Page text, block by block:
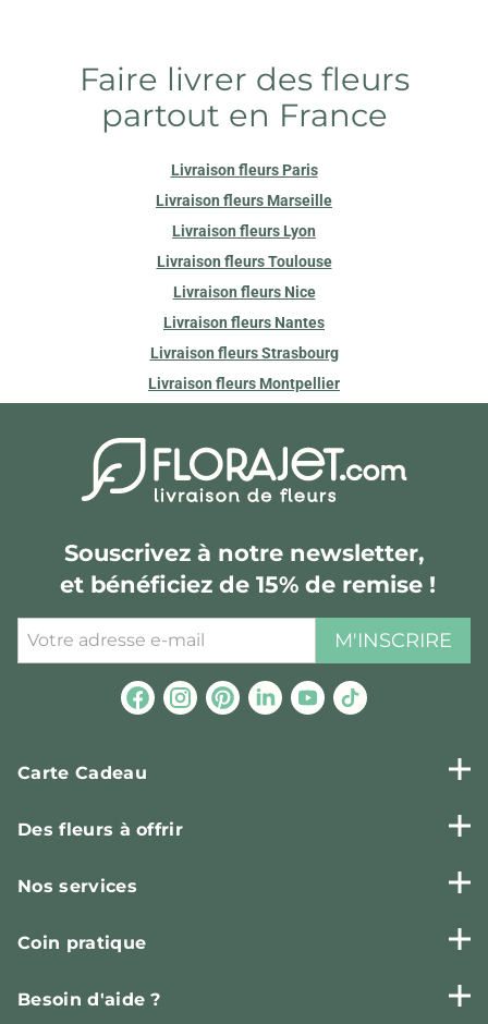
Faire livrer des fleurs
partout en France
Livraison fleurs Paris
Livraison fleurs Marseille
Livraison fleurs Lyon
Livraison fleurs Toulouse
Livraison fleurs Nice
Livraison fleurs Nantes
Livraison fleurs Strasbourg
Livraison fleurs Montpellier
Souscrivez à notre newsletter,
et bénéficiez de 15% de remise !
M'INSCRIRE
Carte Cadeau
Des fleurs à offrir
Nos services
Coin pratique
Besoin d'aide ?